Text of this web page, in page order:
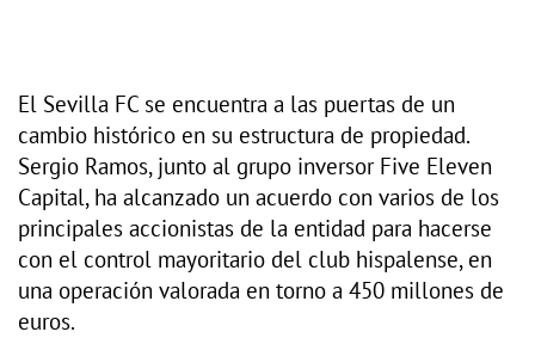
El Sevilla FC se encuentra a las puertas de un
cambio histórico en su estructura de propiedad.
Sergio Ramos, junto al grupo inversor Five Eleven
Capital, ha alcanzado un acuerdo con varios de los
principales accionistas de la entidad para hacerse
con el control mayoritario del club hispalense, en
una operación valorada en torno a 450 millones de
euros.